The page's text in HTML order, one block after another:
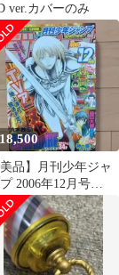
ver.カバーのみ
18,500
美品】月刊少年ジャ
2006年12月号
表紙 おま
付き